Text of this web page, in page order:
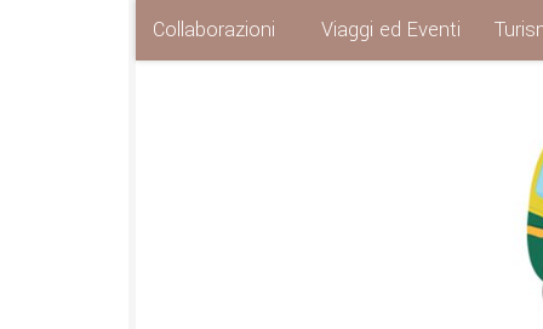
Sotto il contenuto
Collaborazioni Viaggi ed Eventi